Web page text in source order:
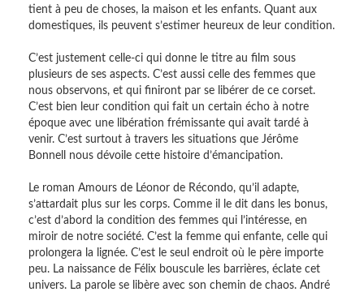
tient à peu de choses, la maison et les enfants. Quant aux
domestiques, ils peuvent s’estimer heureux de leur condition.
C’est justement celle-ci qui donne le titre au film sous
plusieurs de ses aspects. C’est aussi celle des femmes que
nous observons, et qui finiront par se libérer de ce corset.
C’est bien leur condition qui fait un certain écho à notre
époque avec une libération frémissante qui avait tardé à
venir. C’est surtout à travers les situations que Jérôme
Bonnell nous dévoile cette histoire d’émancipation.
Le roman Amours de Léonor de Récondo, qu’il adapte,
s’attardait plus sur les corps. Comme il le dit dans les bonus,
c’est d’abord la condition des femmes qui l’intéresse, en
miroir de notre société. C’est la femme qui enfante, celle qui
prolongera la lignée. C’est le seul endroit où le père importe
peu. La naissance de Félix bouscule les barrières, éclate cet
univers. La parole se libère avec son chemin de chaos. André